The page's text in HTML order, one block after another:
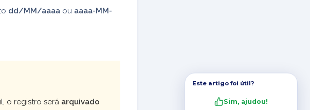
dd/MM/aaaa ou aaaa-MM-
o registro será arquivado
Este artigo foi útil?
Sim, ajudou!